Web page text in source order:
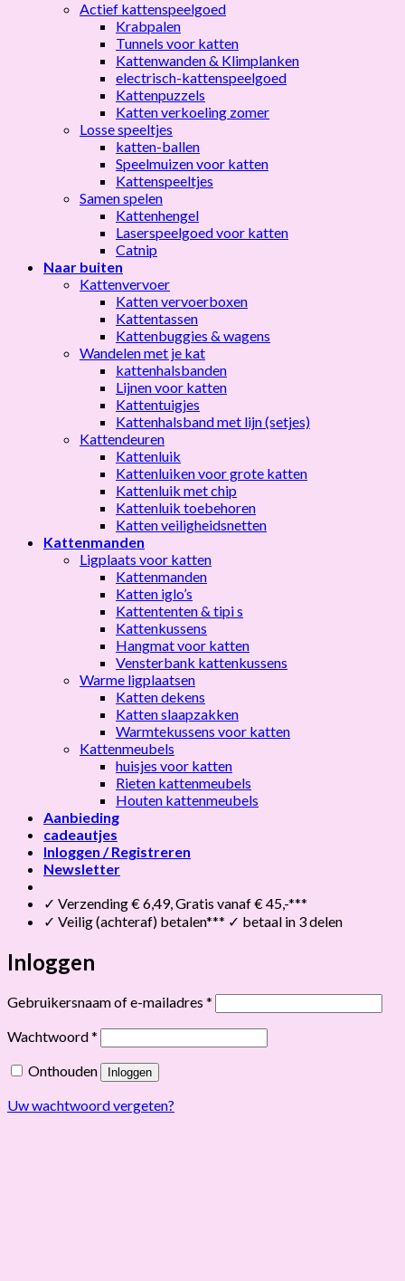
Actief kattenspeelgoed
Krabpalen
Tunnels voor katten
Kattenwanden & Klimplanken
electrisch-kattenspeelgoed
Kattenpuzzels
Katten verkoeling zomer
Losse speeltjes
katten-ballen
Speelmuizen voor katten
Kattenspeeltjes
Samen spelen
Kattenhengel
Laserspeelgoed voor katten
Catnip
Naar buiten
Kattenvervoer
Katten vervoerboxen
Kattentassen
Kattenbuggies & wagens
Wandelen met je kat
kattenhalsbanden
Lijnen voor katten
Kattentuigjes
Kattenhalsband met lijn (setjes)
Kattendeuren
Kattenluik
Kattenluiken voor grote katten
Kattenluik met chip
Kattenluik toebehoren
Katten veiligheidsnetten
Kattenmanden
Ligplaats voor katten
Kattenmanden
Katten iglo’s
Kattententen & tipi s
Kattenkussens
Hangmat voor katten
Vensterbank kattenkussens
Warme ligplaatsen
Katten dekens
Katten slaapzakken
Warmtekussens voor katten
Kattenmeubels
huisjes voor katten
Rieten kattenmeubels
Houten kattenmeubels
Aanbieding
cadeautjes
Inloggen / Registreren
Newsletter
✓ Verzending € 6,49, Gratis vanaf € 45,-***
✓ Veilig (achteraf) betalen*** ✓ betaal in 3 delen
Inloggen
Gebruikersnaam of e-mailadres * Vereist
Wachtwoord* Vereist
Onthouden Inloggen
Uw wachtwoord vergeten?